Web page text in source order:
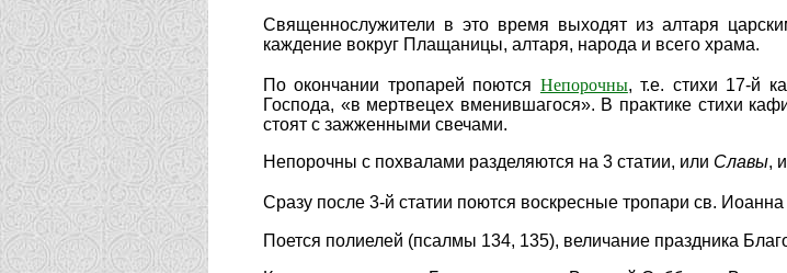
Священнослужители в это время выходят из алтаря
каждение вокруг Плащаницы, алтаря, народа и всего храма.
По окончании тропарей поются Непорочны, т.е. стихи 17-й
Господа, «в мертвецех вменившагося». В практике стихи
стоят с зажженными свечами.
Непорочны с похвалами разделяются на 3 статии, или Славы,
Сразу после 3-й статии поются воскресные тропа­ри св.
Поется полиелей (псалмы 134, 135), величание праздника